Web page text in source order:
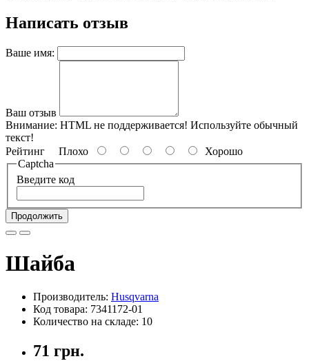
Написать отзыв
Ваше имя:
Ваш отзыв
Внимание: HTML не поддерживается! Используйте обычный
текст!
Рейтинг Плохо
Хорошо
Captcha
Введите код
Продолжить
Шайба
Производитель: Husqvarna
Код товара: 7341172-01
Количество на складе: 10
71 грн.